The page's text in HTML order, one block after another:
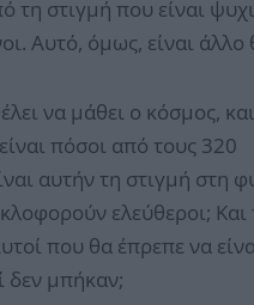
τη στιγμή που είναι
Αυτό, όμως, είναι άλλο
να μάθει ο κόσμος,
πόσοι από τους 320
αυτήν τη στιγμή στη
ελεύθεροι; Και
που θα έπρεπε να
δεν μπήκαν;